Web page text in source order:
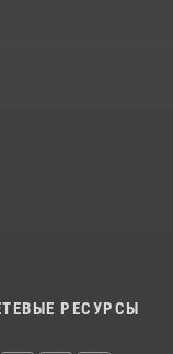
РЕСУРСЫ